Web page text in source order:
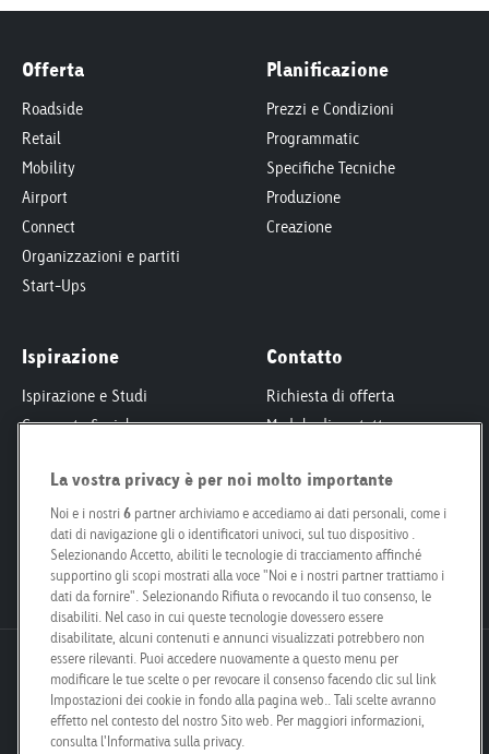
Offerta
Roadside
Retail
Mobility
Airport
Connect
Organizzazioni e partiti
Start-Ups
Planificazione
Prezzi e Condizioni
Programmatic
Specifiche Tecniche
Produzione
Creazione
Ispirazione
Ispirazione e Studi
Corporate Social
Smart City
Engagement
Poster Safari
Contatto
Richiesta di offerta
Modulo di contatto
Per proprietari fondiari
Le nostre filiali
Kit per i media
Posizioni aperte
Goldbach Neo OOH AG
Bösch 67
6331 Hünenberg
La vostra privacy è per noi molto importante
Noi e i nostri6 partner archiviamo e accediamo ai dati personali, come i
dati di navigazione gli o identificatori univoci, sul tuo dispositivo .
Selezionando Accetto, abiliti le tecnologie di tracciamento affinché
supportino gli scopi mostrati alla voce "Noi e i nostri partner trattiamo i
dati da fornire". Selezionando Rifiuta o revocando il tuo consenso, le
disabiliti. Nel caso in cui queste tecnologie dovessero essere
disabilitate, alcuni contenuti e annunci visualizzati potrebbero non
essere rilevanti. Puoi accedere nuovamente a questo menu per
modificare le tue scelte o per revocare il consenso facendo clic sul link
Impostazioni dei cookie in fondo alla pagina web.. Tali scelte avranno
effetto nel contesto del nostro Sito web. Per maggiori informazioni,
consulta l'Informativa sulla privacy.